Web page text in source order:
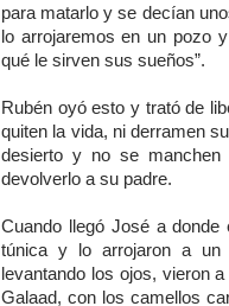
para matarlo y se decían
lo arrojaremos en un pozo
qué le sirven sus sueños”.
Rubén oyó esto y trató de
quiten la vida, ni derramen
desierto y no se
devolverlo a su padre.
Cuando llegó José a
túnica y lo arrojaron a
levantando los ojos, vieron
Galaad, con los camellos